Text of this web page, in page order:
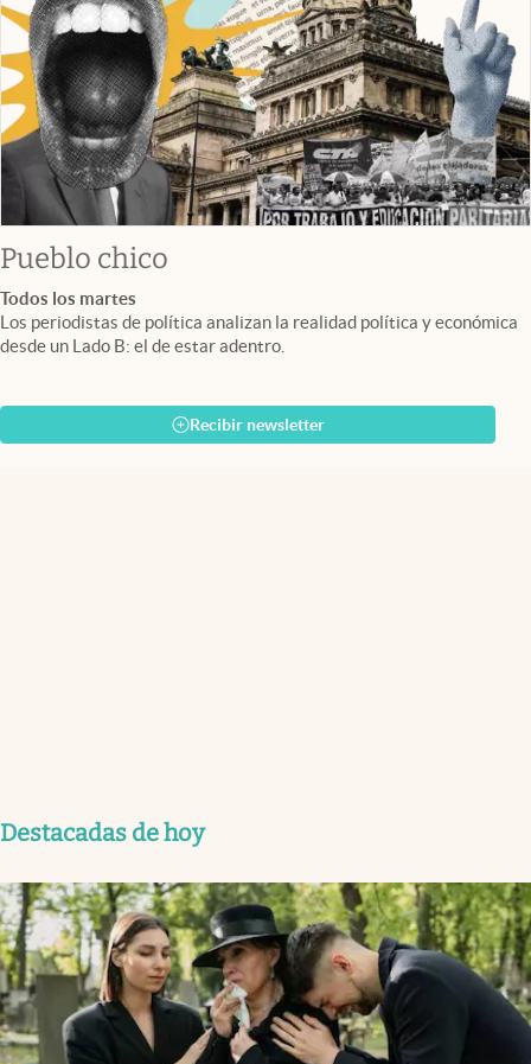
Pueblo chico
Todos los martes
Los periodistas de política analizan la realidad política y económica
desde un Lado B: el de estar adentro.
Recibir newsletter
Destacadas de hoy